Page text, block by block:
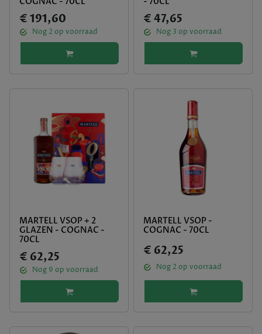
€ 191,60
Nog 2 op voorraad
€ 47,65
Nog 3 op voorraad
MARTELL VSOP + 2
GLAZEN - COGNAC -
70CL
€ 62,25
Nog 9 op voorraad
MARTELL VSOP -
COGNAC - 70CL
€ 62,25
Nog 2 op voorraad